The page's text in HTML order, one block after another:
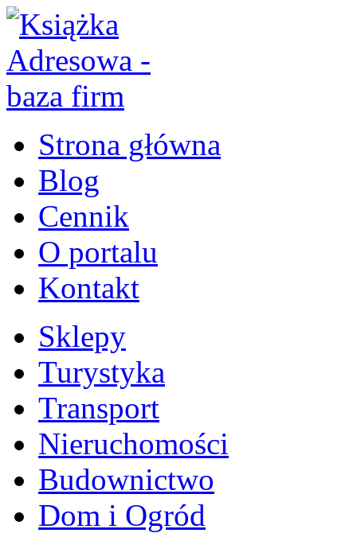
Strona główna
Blog
Cennik
O portalu
Kontakt
Sklepy
Turystyka
Transport
Nieruchomości
Budownictwo
Dom i Ogród